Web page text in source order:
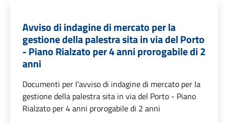
Avviso di indagine di mercato per la
gestione della palestra sita in via del Porto
- Piano Rialzato per 4 anni prorogabile di 2
anni
Documenti per l'avviso di indagine di mercato per la
gestione della palestra sita in via del Porto - Piano
Rialzato per 4 anni prorogabile di 2 anni